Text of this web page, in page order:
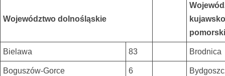
Województwo dolnośląskie
Bielawa 83 Brodnica
Boguszów-Gorce 6